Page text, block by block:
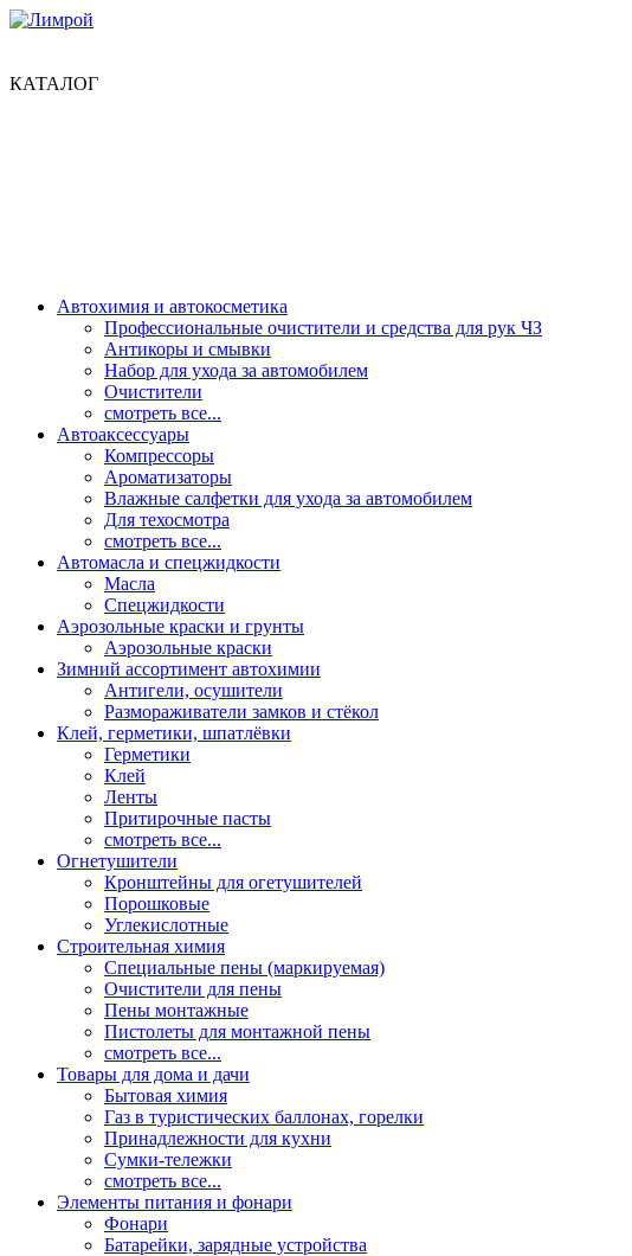
КАТАЛОГ
Автохимия и автокосметика
Профессиональные очистители и средства для рук ЧЗ
Антикоры и смывки
Набор для ухода за автомобилем
Очистители
смотреть все...
Автоаксессуары
Компрессоры
Ароматизаторы
Влажные салфетки для ухода за автомобилем
Для техосмотра
смотреть все...
Автомасла и спецжидкости
Масла
Спецжидкости
Аэрозольные краски и грунты
Аэрозольные краски
Зимний ассортимент автохимии
Антигели, осушители
Размораживатели замков и стёкол
Клей, герметики, шпатлёвки
Герметики
Клей
Ленты
Притирочные пасты
смотреть все...
Огнетушители
Кронштейны для огетушителей
Порошковые
Углекислотные
Строительная химия
Специальные пены (маркируемая)
Очистители для пены
Пены монтажные
Пистолеты для монтажной пены
смотреть все...
Товары для дома и дачи
Бытовая химия
Газ в туристических баллонах, горелки
Принадлежности для кухни
Сумки-тележки
смотреть все...
Элементы питания и фонари
Фонари
Батарейки, зарядные устройства